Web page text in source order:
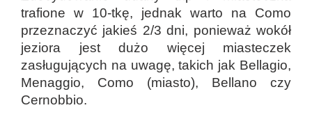
trafione w 10-tkę, jednak warto na Como
przeznaczyć jakieś 2/3 dni, ponieważ wokół
jeziora jest dużo więcej miasteczek
zasługujących na uwagę, takich jak Bellagio,
Menaggio, Como (miasto), Bellano czy
Cernobbio.